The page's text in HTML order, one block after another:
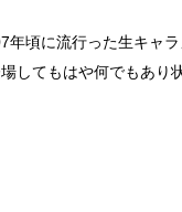
頃に流行った生キャ
してもはや何でもあり状